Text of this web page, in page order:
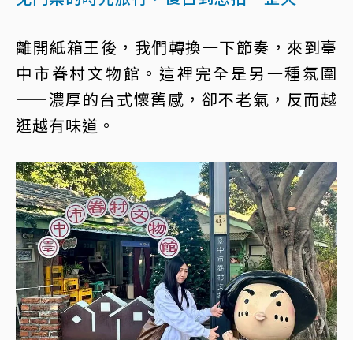
離開紙箱王後，我們轉換一下節奏，來到臺
中市眷村文物館。這裡完全是另一種氛圍
——濃厚的台式懷舊感，卻不老氣，反而越
逛越有味道。